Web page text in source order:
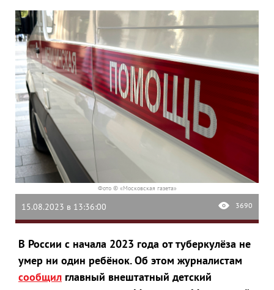
Фото © «Московская газета»
15.08.2023 в 13:36:00 3690
В России с начала 2023 года от туберкулёза не
умер ни один ребёнок. Об этом журналистам
сообщил главный внештатный детский